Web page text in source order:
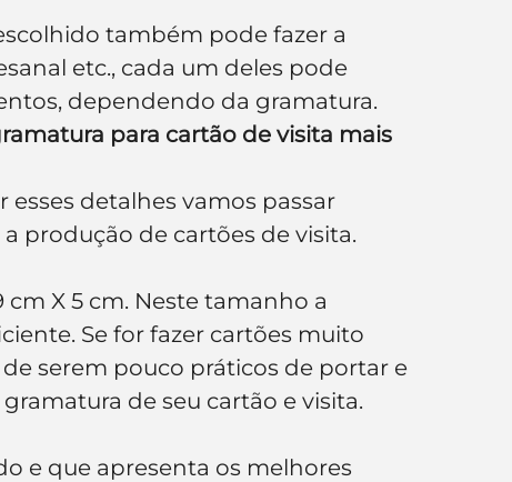
também pode fazer a
etc., cada um deles pode
dependendo da gramatura.
para cartão de visita mais
detalhes vamos passar
produção de cartões de visita.
X 5 cm. Neste tamanho a
Se for fazer cartões muito
serem pouco práticos de portar e
de seu cartão e visita.
e que apresenta os melhores